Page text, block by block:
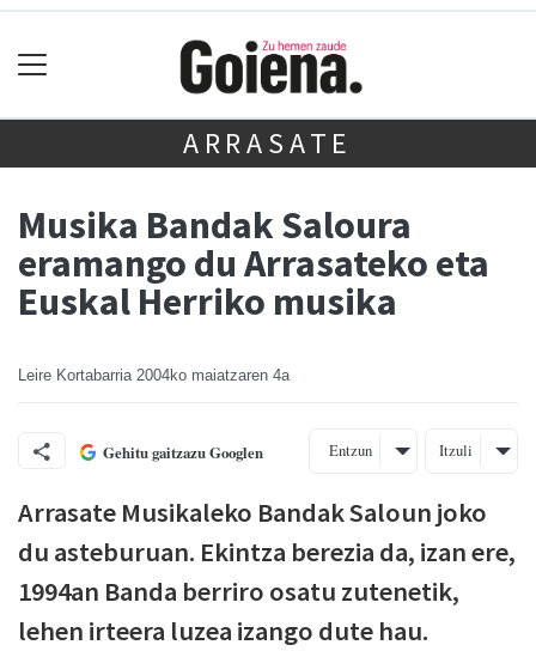
ARRASATE
Musika Bandak Saloura
eramango du Arrasateko eta
Euskal Herriko musika
Leire Kortabarria 2004ko maiatzaren 4a
Gehitu gaitzazu Googlen Entzun Itzuli
Arrasate Musikaleko Bandak Saloun joko
du asteburuan. Ekintza berezia da, izan ere,
1994an Banda berriro osatu zutenetik,
lehen irteera luzea izango dute hau.